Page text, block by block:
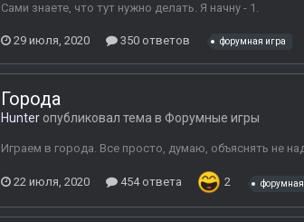
Сами знаете, что тут нужно делать. Я начну - 1.
29 июля, 2020 350 ответов форумная игра
Города
Hunter опубликовал тема в Форумные игры
Играем в города. Все просто, думаю, объяснять не
22 июля, 2020 454 ответа 2 форумная